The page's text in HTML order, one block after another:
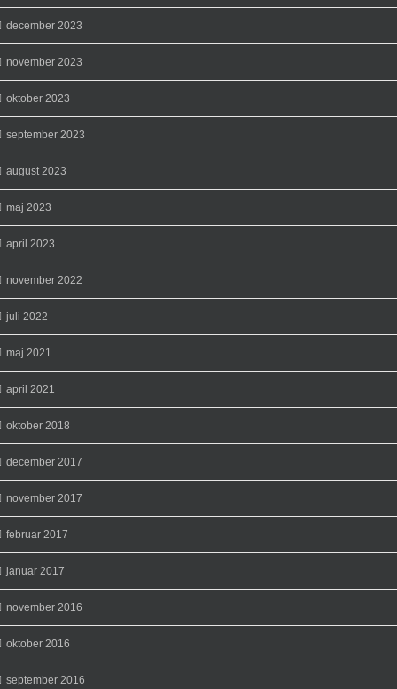
december 2023
november 2023
oktober 2023
september 2023
august 2023
maj 2023
april 2023
november 2022
juli 2022
maj 2021
april 2021
oktober 2018
december 2017
november 2017
februar 2017
januar 2017
november 2016
oktober 2016
september 2016